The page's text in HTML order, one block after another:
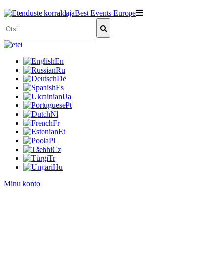
et
En
Ru
De
Es
Ua
Pt
Nl
Fr
Et
Pl
Cz
Tr
Hu
Minu konto